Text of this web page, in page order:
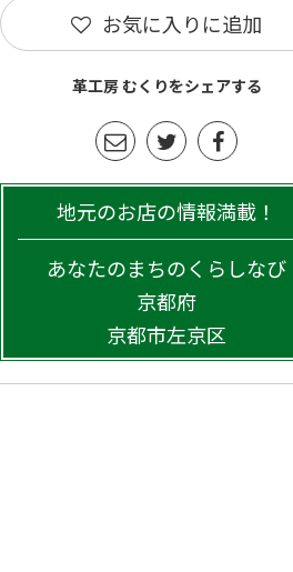
お気に入りに追加
革工房 むくりをシェアする
地元のお店の情報満載！
あなたのまちのくらしなび
京都府
京都市左京区